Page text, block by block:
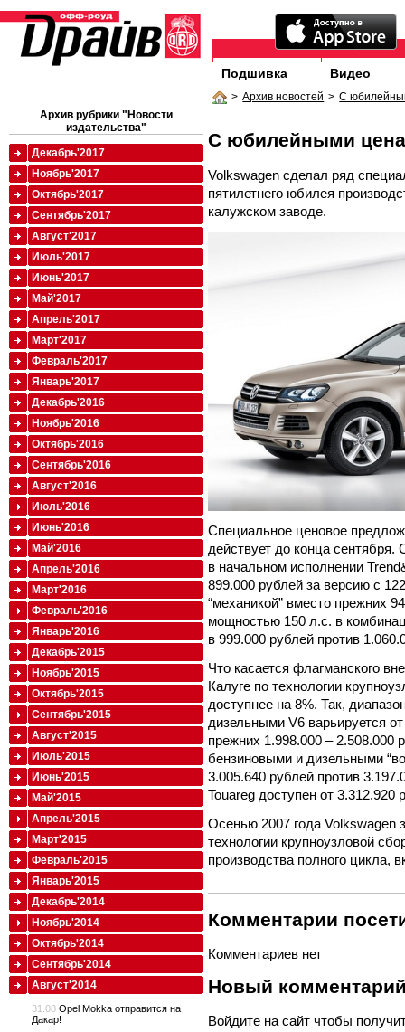
Подшивка Видео
> Архив новостей > С
С юбилейными
Volkswagen сделал ряд
пятилетнего юбилея
калужском заводе.
Специальное ценовое
действует до конца сентября.
в начальном исполнении
899.000 рублей за версию с
“механикой” вместо прежних
мощностью 150 л.с. в
в 999.000 рублей против
Что касается флагманского
Калуге по технологии
доступнее на 8%. Так,
дизельными V6 варьируется
прежних 1.998.000 –
бензиновыми и дизельными
3.005.640 рублей против
Touareg доступен от 3.312.920
Осенью 2007 года Volkswagen
технологии крупноузловой
производства полного цикла,
Комментарии
Комментариев нет
Новый
Войдите на сайт чтобы
Архив рубрики "Новости
издательства"
Декабрь'2017
Ноябрь'2017
Октябрь'2017
Сентябрь'2017
Август'2017
Июль'2017
Июнь'2017
Май'2017
Апрель'2017
Март'2017
Февраль'2017
Январь'2017
Декабрь'2016
Ноябрь'2016
Октябрь'2016
Сентябрь'2016
Август'2016
Июль'2016
Июнь'2016
Май'2016
Апрель'2016
Март'2016
Февраль'2016
Январь'2016
Декабрь'2015
Ноябрь'2015
Октябрь'2015
Сентябрь'2015
Август'2015
Июль'2015
Июнь'2015
Май'2015
Апрель'2015
Март'2015
Февраль'2015
Январь'2015
Декабрь'2014
Ноябрь'2014
Октябрь'2014
Сентябрь'2014
Август'2014
31.08 Opel Mokka отправится на
Дакар!